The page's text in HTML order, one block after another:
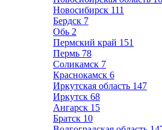
Новосибирск 111
Бердск 7
Обь 2
Пермский край 151
Пермь 78
Соликамск 7
Краснокамск 6
Иркутская область 147
Иркутск 68
Ангарск 15
Братск 10